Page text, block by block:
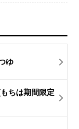
ゆ
ちは期間限定